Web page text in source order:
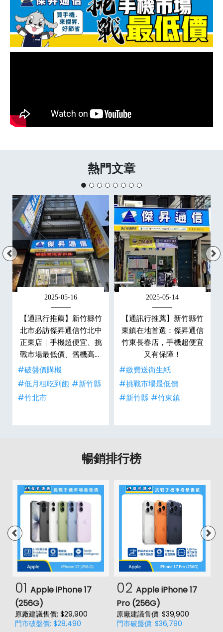
熱門文章
2025-05-16
【通訊行推薦】新竹縣竹
北市必訪傑昇通信竹北中
正東店｜手機超便宜、挑
戰市場最低價、舊機高價
現金回收
#破盤價購機
#低月租吃到飽 #新竹縣
#竹北市
2025-05-14
【通訊行推薦】新竹縣竹
東鎮在地首選：傑昇通信
竹東長春店，手機超便宜
又有保障！
#繳費送衛生紙
#挑戰市場最低價
#新竹縣 #竹東鎮
暢銷排行榜
01 Apple iPhone 17
(256G)
原廠建議售價: $29,900
門市破盤價: $28,490
02 Apple iPhone 17
Pro (256G)
原廠建議售價: $39,900
門市破盤價: $36,790